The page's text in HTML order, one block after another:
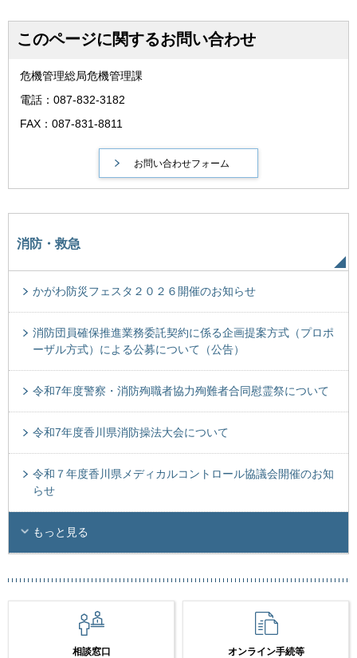
このページに関するお問い合わせ
危機管理総局危機管理課
電話：087-832-3182
FAX：087-831-8811
消防・救急
かがわ防災フェスタ２０２６開催のお知らせ
消防団員確保推進業務委託契約に係る企画提案方式（プロポ
ーザル方式）による公募について（公告）
令和7年度警察・消防殉職者協力殉難者合同慰霊祭について
令和7年度香川県消防操法大会について
令和７年度香川県メディカルコントロール協議会開催のお知
らせ
もっと見る
相談窓口 オンライン手続等